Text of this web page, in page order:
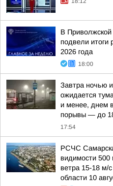
В Приволжской
подвели итоги
2026 года
18:00
Завтра ночью
ожидается
и менее, днем
порывы — до
17:54
РСЧС
видимости
ветра 15-18 м/
области 10